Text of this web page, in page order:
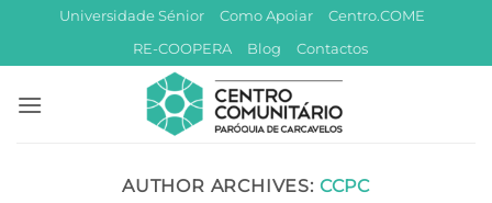
content
Universidade Sénior Como Apoiar
Centro.COME
RE-COOPERA
Blog Contactos
AUTHOR ARCHIVES: CCPC